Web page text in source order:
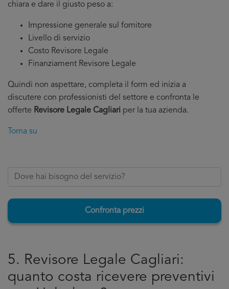
chiara e dare il giusto peso a:
Impressione generale sul fornitore
Livello di servizio
Costo Revisore Legale
Finanziament Revisore Legale
Quindi non aspettare, completa il form ed inizia a
discutere con professionisti del settore e confronta le
offerte Revisore Legale Cagliari per la tua azienda.
Torna su
Confronta prezzi
5. Revisore Legale Cagliari:
quanto costa ricevere preventivi